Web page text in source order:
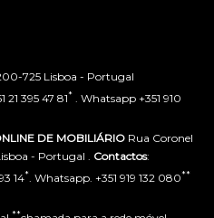
725 Lisboa - Portugal
21 395 47 81* . Whatsapp +351 910
DE MOBILIÁRIO Rua Coronel
- Portugal . Contactos:
14* . Whatsapp. +351 919 132 080**
**